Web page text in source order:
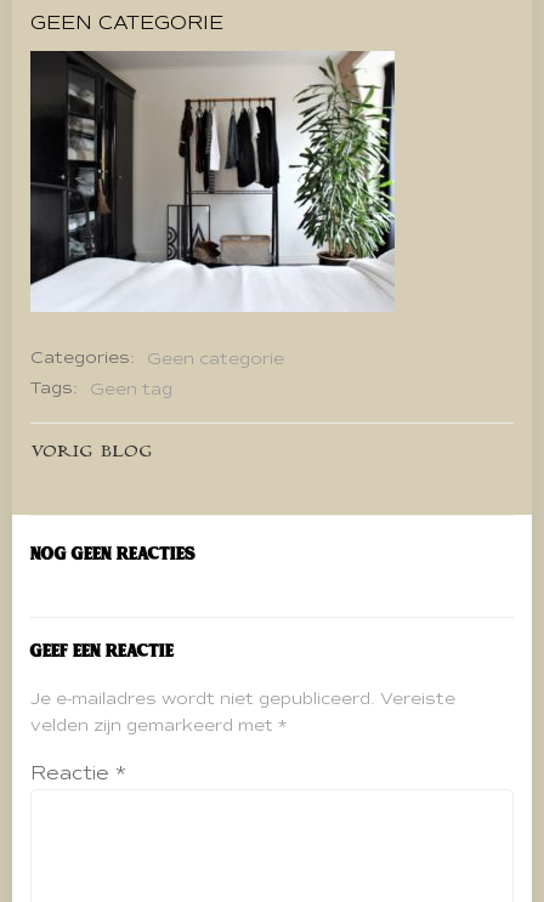
GEEN CATEGORIE
Categories:
Geen categorie
Tags:
Geen tag
Bericht
navigatie
VORIG BLOG
Nog geen reacties
Geef een reactie
Je e-mailadres wordt niet gepubliceerd. Vereiste
velden zijn gemarkeerd met *
Reactie *